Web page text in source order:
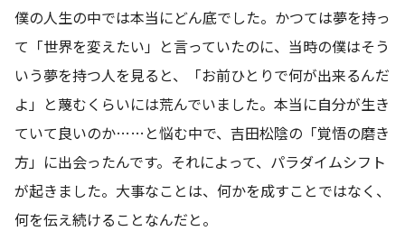
僕の人生の中では本当にどん底でした。かつては夢を持っ
て「世界を変えたい」と言っていたのに、当時の僕はそう
いう夢を持つ人を見ると、「お前ひとりで何が出来るんだ
よ」と蔑むくらいには荒んでいました。本当に自分が生き
ていて良いのか……と悩む中で、吉田松陰の「覚悟の磨き
方」に出会ったんです。それによって、パラダイムシフト
が起きました。大事なことは、何かを成すことではなく、
何を伝え続けることなんだと。